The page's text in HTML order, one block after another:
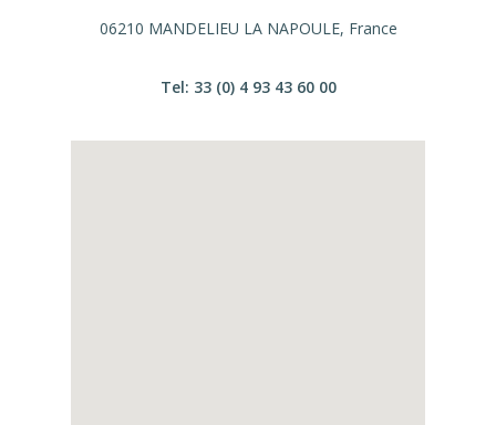
06210 MANDELIEU LA NAPOULE, France
Tel: 33 (0) 4 93 43 60 00